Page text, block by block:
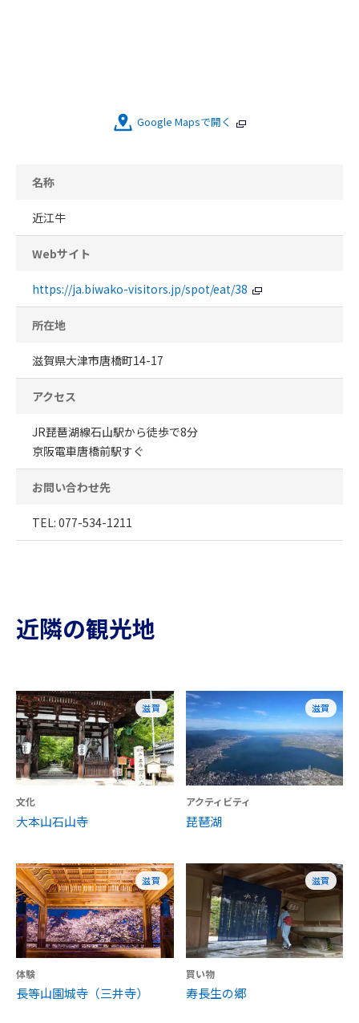
Google Mapsで開く
名称
近江牛
Webサイト
https://ja.biwako-visitors.jp/spot/eat/38
所在地
滋賀県大津市唐橋町14-17
アクセス
JR琵琶湖線石山駅から徒歩で8分
京阪電車唐橋前駅すぐ
お問い合わせ先
TEL: 077-534-1211
近隣の観光地
滋賀
文化
大本山石山寺
滋賀
アクティビティ
琵琶湖
滋賀
体験
長等山園城寺（三井寺）
滋賀
買い物
寿長生の郷